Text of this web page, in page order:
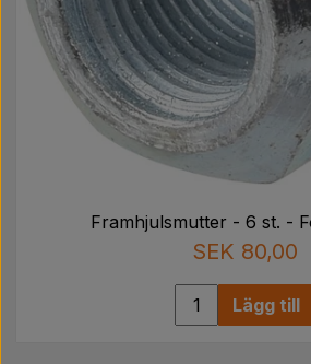
Framhjulsmutter - 6 st. -
SEK 80,00
Lägg till